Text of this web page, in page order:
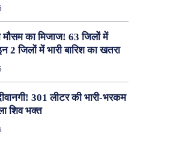
मौसम का मिजाज! 63 जिलों में
2 जिलों में भारी बारिश का खतरा
301 लीटर की भारी-भरकम
शिव भक्त